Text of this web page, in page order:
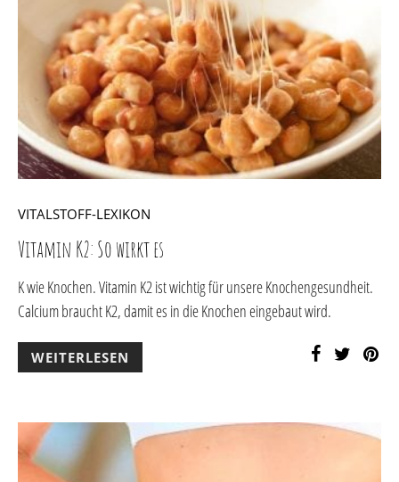
VITALSTOFF-LEXIKON
Vitamin K2: So wirkt es
K wie Knochen. Vitamin K2 ist wichtig für unsere Knochengesundheit.
Calcium braucht K2, damit es in die Knochen eingebaut wird.
WEITERLESEN